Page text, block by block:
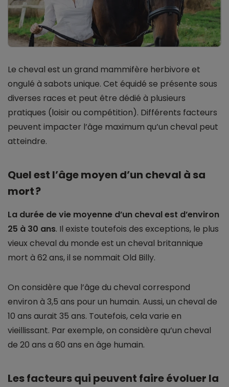
Le cheval est un grand mammifère herbivore et
ongulé à sabots unique. Cet équidé se présente sous
diverses races et peut être dédié à plusieurs
pratiques (loisir ou compétition). Différents facteurs
peuvent impacter l’âge maximum qu’un cheval peut
atteindre.
Quel est l’âge moyen d’un cheval à sa
mort ?
La durée de vie moyenne d’un cheval est d’environ
25 à 30 ans. Il existe toutefois des exceptions, le plus
vieux cheval du monde est un cheval britannique
mort à 62 ans, il se nommait Old Billy.
On considère que l’âge du cheval correspond
environ à 3,5 ans pour un humain. Aussi, un cheval de
10 ans aurait 35 ans. Toutefois, cela varie en
vieillissant. Par exemple, on considère qu’un cheval
de 20 ans a 60 ans en âge humain.
Les facteurs qui peuvent faire évoluer la